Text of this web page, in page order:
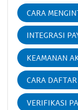
CARA
INTEGRASI
KEAMANAN
CARA
VERIFIKASI